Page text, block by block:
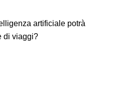
artificiale potrà
di viaggi?